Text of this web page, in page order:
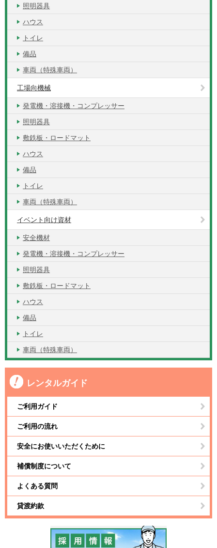
照明器具
ハウス
トイレ
備品
車両（特殊車両）
工場向機械
発電機・溶接機・コンプレッサー
照明器具
敷鉄板・ロードマット
ハウス
備品
トイレ
車両（特殊車両）
イベント向け資材
安全機材
発電機・溶接機・コンプレッサー
照明器具
敷鉄板・ロードマット
ハウス
備品
トイレ
車両（特殊車両）
レンタルガイド
ご利用ガイド
ご利用の流れ
安全にお使いいただくために
補償制度について
よくある質問
貸渡約款